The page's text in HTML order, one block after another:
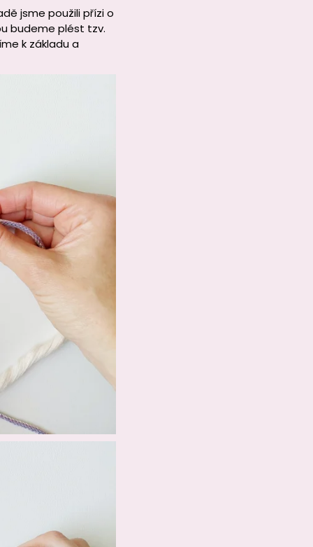
jsme použili přízi o
budeme plést tzv.
k základu a